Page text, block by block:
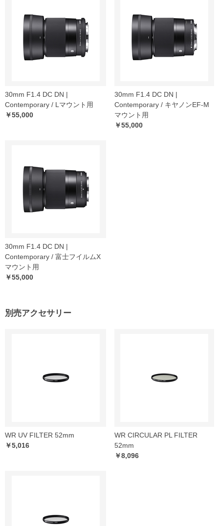
30mm F1.4 DC DN |
Contemporary / Lマウント用
￥55,000
30mm F1.4 DC DN |
Contemporary / キヤノンEF-M
マウント用
￥55,000
30mm F1.4 DC DN |
Contemporary / 富士フイルムX
マウント用
￥55,000
別売アクセサリー
WR UV FILTER 52mm
￥5,016
WR CIRCULAR PL FILTER
52mm
￥8,096